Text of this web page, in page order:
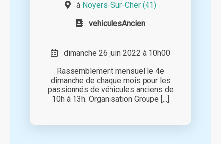
à Noyers-Sur-Cher (41)
vehiculesAncien
dimanche 26 juin 2022 à 10h00
Rassemblement mensuel le 4e
dimanche de chaque mois pour les
passionnés de véhicules anciens de
10h à 13h. Organisation Groupe [...]